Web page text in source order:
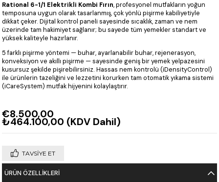
Rational 6-1/1 Elektrikli Kombi Fırın, profesyonel mutfakların yoğun
temposuna uygun olarak tasarlanmış, çok yönlü pişirme kabiliyetiyle
dikkat çeker. Dijital kontrol paneli sayesinde sıcaklık, zaman ve nem
üzerinde tam hakimiyet sağlanır; bu sayede tüm yemekler standart ve
yüksek kaliteyle hazırlanır.
5 farklı pişirme yöntemi — buhar, ayarlanabilir buhar, rejenerasyon,
konveksiyon ve akıllı pişirme — sayesinde geniş bir yemek yelpazesini
kusursuz şekilde pişirebilirsiniz. Hassas nem kontrolü (iDensityControl)
ile ürünlerin tazeliğini ve lezzetini korurken tam otomatik yıkama sistemi
(iCareSystem) mutfak hijyenini kolaylaştırır.
€8.500,00
₺464.100,00 (KDV Dahil)
TAVSIYE ET
ÜRÜN ÖZELLIKLERI